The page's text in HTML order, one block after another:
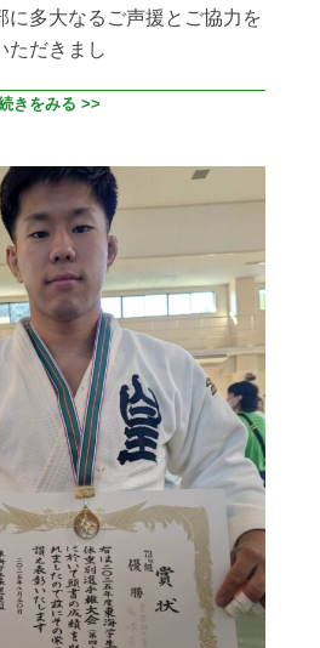
に多大なるご声援とご協力を
ただきまし
きをみる >>